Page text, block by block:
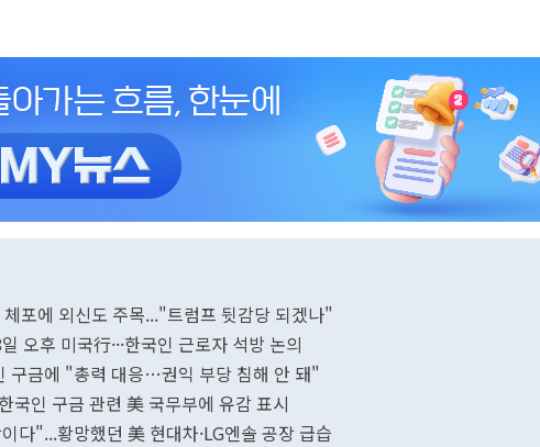
포에 외신도 주목..."트럼프 뒷감당 되겠나"
오후 미국行···한국인 근로자 석방 논의
구금에 "총력 대응…권익 부당 침해 안 돼"
국인 구금 관련 美 국무부에 유감 표시
다"...황망했던 美 현대차·LG엔솔 공장 급습